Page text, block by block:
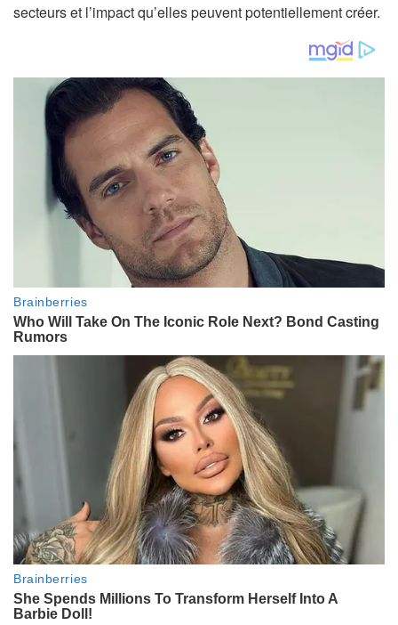
secteurs et l’impact qu’elles peuvent potentiellement créer.